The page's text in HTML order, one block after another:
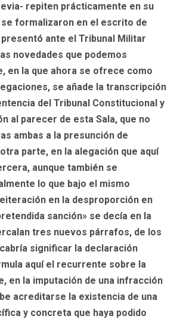
repiten prácticamente en su
formalizaron en el escrito de
presentó ante el Tribunal Militar
novedades que podemos
en la que ahora se ofrece como
se añade la transcripción
del Tribunal Constitucional y
al parecer de esta Sala, que no
ambas a la presunción de
parte, en la alegación que aquí
aunque también se
lo que bajo el mismo
en la desproporción en
sanción» se decía en la
tres nuevos párrafos, de los
significar la declaración
aquí el recurrente sobre la
en la imputación de una infracción
acreditarse la existencia de una
y concreta que haya podido